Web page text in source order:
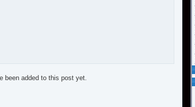
been added to this post yet.